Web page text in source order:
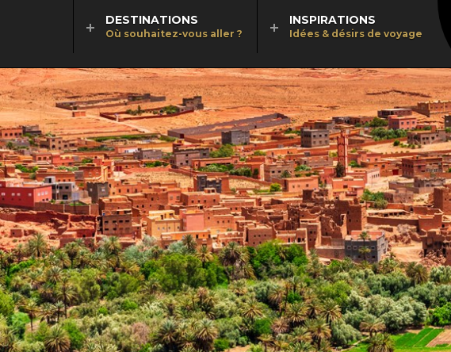
DESTINATIONS
Où souhaitez-vous aller ?
INSPIRATIONS
Idées & désirs de voyage